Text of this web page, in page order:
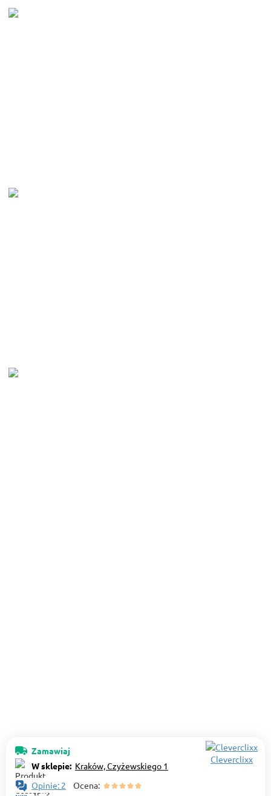
Zamawiaj
W sklepie: Kraków, Czyżewskiego 1
Opinie: 2 Ocena:
Cleverclixx